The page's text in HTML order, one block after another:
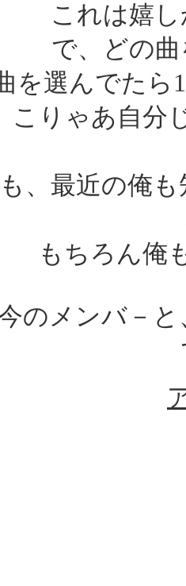
これは嬉
で、どの
を選んでたら
こりゃあ自分
、最近の俺
もちろん俺
のメンバ－